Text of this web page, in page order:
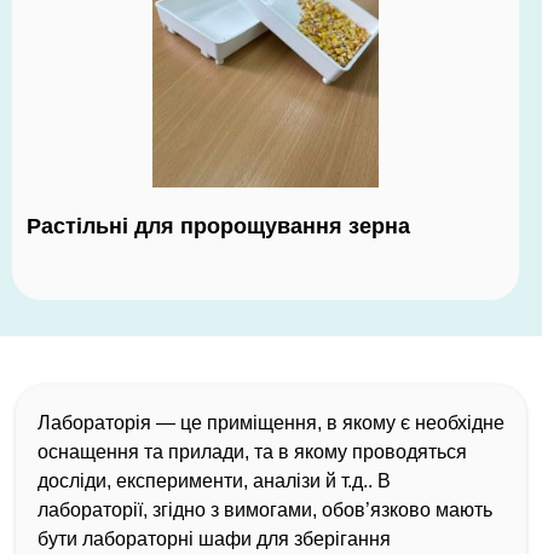
Лабораторія — це приміщення, в якому є необхідне
оснащення та прилади, та в якому проводяться
досліди, експерименти, аналізи й т.д.. В
лабораторії, згідно з вимогами, обов’язково мають
бути лабораторні шафи для зберігання
Растільні для пророщування зерна